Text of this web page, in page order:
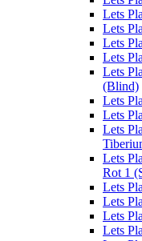
Lets
Lets
Lets
Lets
Lets
(Blind)
Lets
Lets
Lets
Lets
Rot 1
Lets
Lets
Lets
Lets